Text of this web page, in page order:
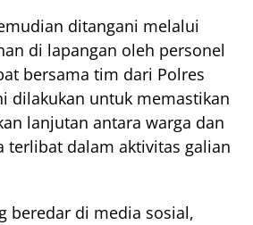
ditangani melalui
di lapangan oleh personel
bersama tim dari Polres
dilakukan untuk memastikan
lanjutan antara warga dan
terlibat dalam aktivitas galian
beredar di media sosial,